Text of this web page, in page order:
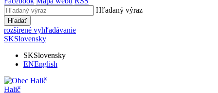
Hľadaný výraz
Hľadať
rozšírené vyhľadávanie
SKSlovensky
SKSlovensky
ENEnglish
Halič